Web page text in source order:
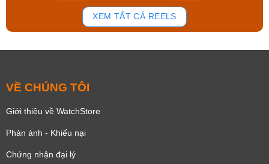
136
XEM TẤT CẢ REELS
VỀ CHÚNG TÔI
Giới thiệu về WatchStore
Phản ánh - Khiếu nại
Chứng nhận đại lý